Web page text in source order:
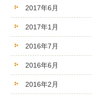
2017年6月
2017年1月
2016年7月
2016年6月
2016年2月